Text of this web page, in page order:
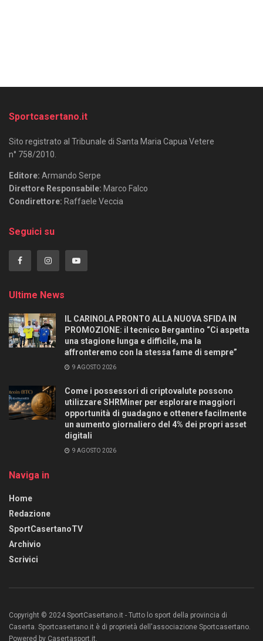
Sportcasertano.it
Sito registrato al Tribunale di Santa Maria Capua Vetere
n° 758/2010.
Editore: Armando Serpe
Direttore Responsabile: Marco Falco
Condirettore: Raffaele Veccia
Seguici su
Ultime News
IL CARINOLA PRONTO ALLA NUOVA SFIDA IN
PROMOZIONE: il tecnico Bergantino “Ci aspetta
una stagione lunga e difficile, ma la
affronteremo con la stessa fame di sempre”
9 AGOSTO 2026
Come i possessori di criptovalute possono
utilizzare SHRMiner per esplorare maggiori
opportunità di guadagno e ottenere facilmente
un aumento giornaliero del 4% dei propri asset
digitali
9 AGOSTO 2026
Naviga in
Home
Redazione
SportCasertanoTV
Archivio
Scrivici
Copyright © 2024 SportCasertano.it - Tutto lo sport della provincia di
Caserta. Sportcasertano.it è di proprietà dell'associazione Sportcasertano.
Powered by Casertasport.it.